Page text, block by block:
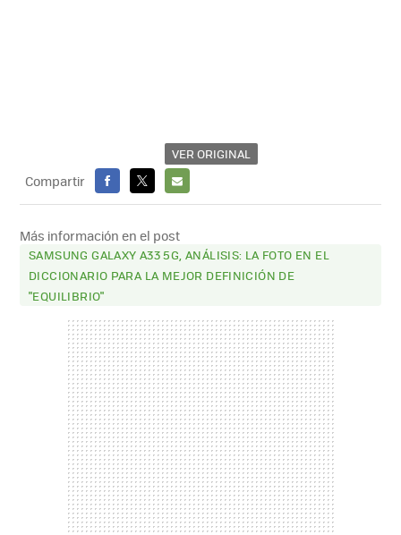
VER ORIGINAL
Compartir
FACEBOOK
X
E-
MAIL
Más información en el post
SAMSUNG GALAXY A33 5G, ANÁLISIS: LA FOTO EN EL
DICCIONARIO PARA LA MEJOR DEFINICIÓN DE
"EQUILIBRIO"